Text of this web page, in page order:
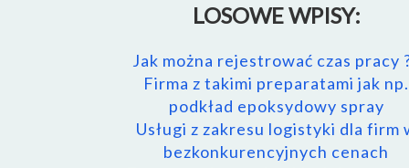
LOSOWE WPISY:
Jak można rejestrować czas pracy
Firma z takimi preparatami jak np.
podkład epoksydowy spray
Usługi z zakresu logistyki dla firm
bezkonkurencyjnych cenach